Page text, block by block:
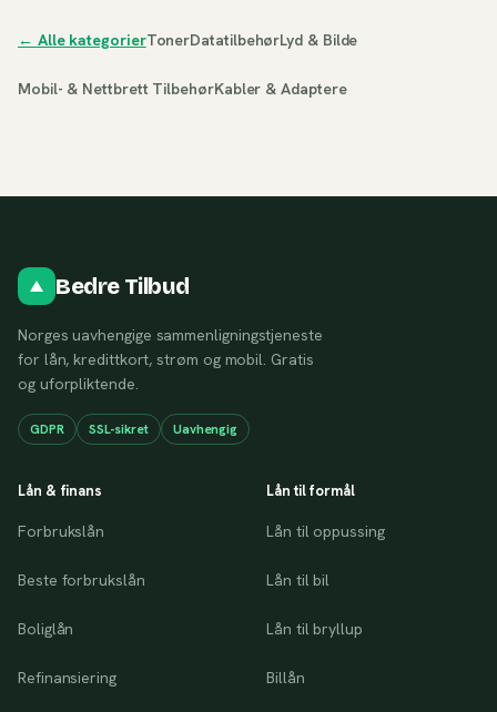
← Alle kategorierTonerDatatilbehørLyd & Bilde
Mobil- & Nettbrett TilbehørKabler & Adaptere
Bedre Tilbud
Norges uavhengige sammenligningstjeneste
for lån, kredittkort, strøm og mobil. Gratis
og uforpliktende.
GDPR SSL-sikret Uavhengig
Lån & finans
Forbrukslån
Beste forbrukslån
Boliglån
Refinansiering
Lån til formål
Lån til oppussing
Lån til bil
Lån til bryllup
Billån